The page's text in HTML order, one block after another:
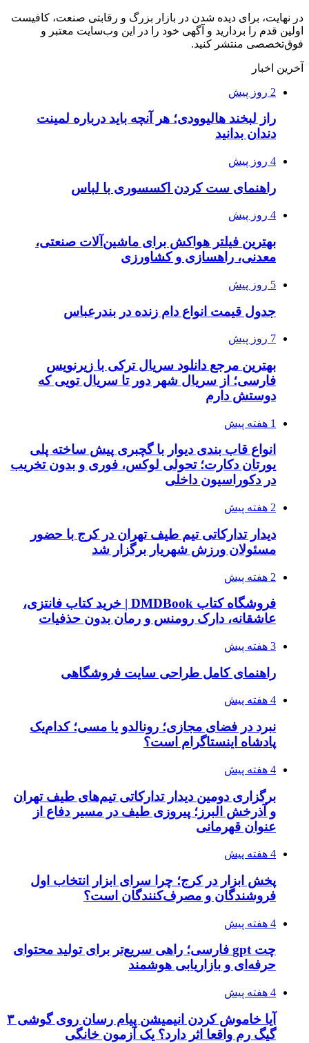
در نهایت، برای دیده شدن در بازار بزرگ و رقابتی صنعت، کافیست
اولین قدم را بردارید و آگهی خود را در این وب‌سایت معتبر و
فوق‌تخصصی منتشر کنید.
آخرین اخبار
2 روز پیش
راز لبخند هالیوودی؛ هر آنچه باید درباره لمینت
دندان بدانید
4 روز پیش
راهنمای ست کردن اکسسوری با لباس
4 روز پیش
بهترین فیلتر هواکش برای ماشین‌آلات صنعتی،
معدنی، راهسازی و کشاورزی
5 روز پیش
جدول قیمت انواع دام زنده در بندرعباس
7 روز پیش
بهترین مرجع دانلود سریال ترکی با زیرنویس
فارسی؛ از سریال شهر دور تا سریال تویی که
دوستش دارم
1 هفته پیش
انواع قاب بندی دیوار با گچبری پیش ساخته پلی
یورتان دکارت؛ تحولی لوکس، فوری و بدون تخریب
در دکوراسیون داخلی
2 هفته پیش
دیدار تدارکاتی تیم طیف تهران در کرج با حضور
مسئولان ورزش شهریار برگزار شد
2 هفته پیش
فروشگاه کتاب DMDBook | خرید کتاب فانتزی،
عاشقانه، دارک رومنس و رمان بدون حذفیات
3 هفته پیش
راهنمای کامل طراحی سایت فروشگاهی
4 هفته پیش
نبرد در فضای مجازی؛ رونالدو یا مسی؛ کدام‌یک
پادشاه اینستاگرام است؟
4 هفته پیش
برگزاری دومین دیدار تدارکاتی تیم‌های طیف تهران
و آذرخش البرز؛ پیروزی طیف در مسیر دفاع از
عنوان قهرمانی
4 هفته پیش
پخش ابزار در کرج؛ چرا سرای ابزار انتخاب اول
فروشندگان و مصرف‌کنندگان است؟
4 هفته پیش
چت gpt فارسی؛ راهی سریع‌تر برای تولید محتوای
حرفه‌ای و بازاریابی هوشمند
4 هفته پیش
آیا خاموش کردن انیمیشن پیام رسان روی گوشی ۳
گیگ رم واقعا اثر دارد؟ یک آزمون خانگی